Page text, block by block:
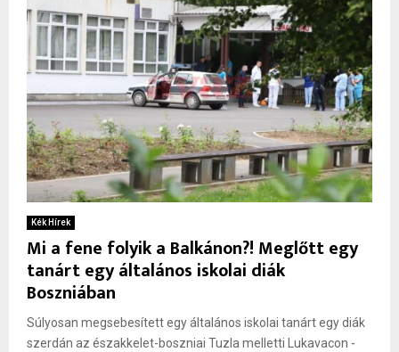
Kék Hírek
Mi a fene folyik a Balkánon?! Meglőtt egy
tanárt egy általános iskolai diák
Boszniában
Súlyosan megsebesített egy általános iskolai tanárt egy diák
szerdán az északkelet-boszniai Tuzla melletti Lukavacon -